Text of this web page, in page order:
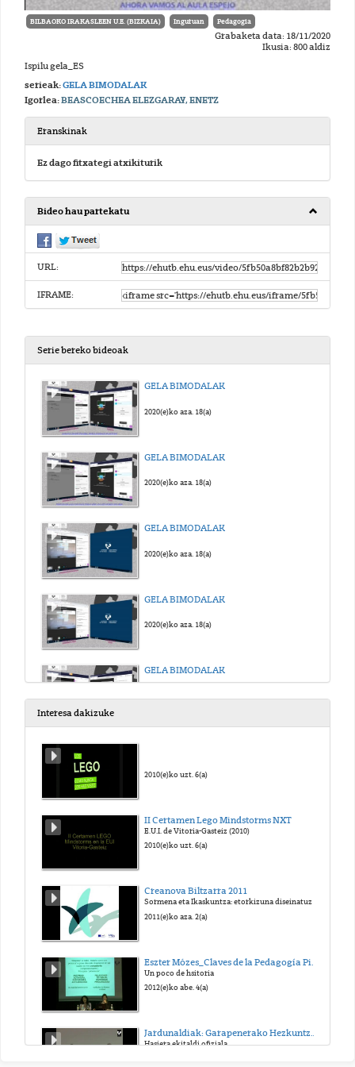
BILBAOKO IRAKASLEEN U.E. (BIZKAIA) Inguruan Pedagogia
Grabaketa data: 18/11/2020
Ikusia: 800 aldiz
Ispilu gela_ES
serieak:GELA BIMODALAK
Igorlea:BEASCOECHEA ELEZGARAY, ENETZ
Eranskinak
Ez dago fitxategi atxikiturik
Bideo hau partekatu
URL:
IFRAME:
Serie bereko bideoak
GELA BIMODALAK
2020(e)ko aza. 18(a)
GELA BIMODALAK
2020(e)ko aza. 18(a)
GELA BIMODALAK
2020(e)ko aza. 18(a)
GELA BIMODALAK
2020(e)ko aza. 18(a)
GELA BIMODALAK
2020(e)ko aza. 18(a)
Interesa dakizuke
2010(e)ko uzt. 6(a)
II Certamen Lego Mindstorms NXT
E.U.I. de Vitoria-Gasteiz (2010)
2010(e)ko uzt. 6(a)
Creanova Biltzarra 2011
Sormena eta Ikaskuntza: etorkizuna diseinatuz
2011(e)ko aza. 2(a)
Un poco de hsitoria
2012(e)ko abe. 4(a)
Jardunaldiak: Garapenerako Hezkuntza Unibertsitatean. Hegoa. UPV/EHU. Bilbo, 2011ko azaroaren 24a eta 25a
Hasiera ekitaldi ofiziala